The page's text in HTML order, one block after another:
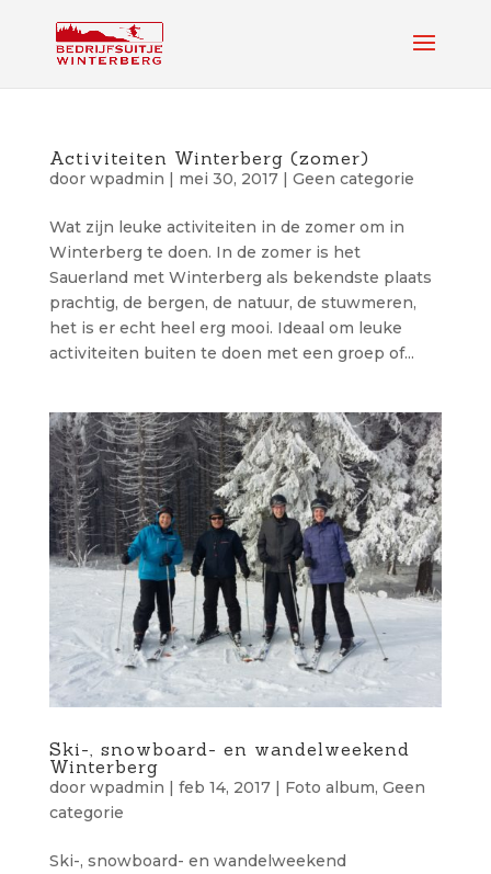
Activiteiten Winterberg (zomer)
door wpadmin | mei 30, 2017| Geen categorie
Wat zijn leuke activiteiten in de zomer om in
Winterberg te doen. In de zomer is het
Sauerland met Winterberg als bekendste plaats
prachtig, de bergen, de natuur, de stuwmeren,
het is er echt heel erg mooi. Ideaal om leuke
activiteiten buiten te doen met een groep of...
Ski-, snowboard- en wandelweekend
Winterberg
door wpadmin | feb 14, 2017| Foto album, Geen
categorie
Ski-, snowboard- en wandelweekend